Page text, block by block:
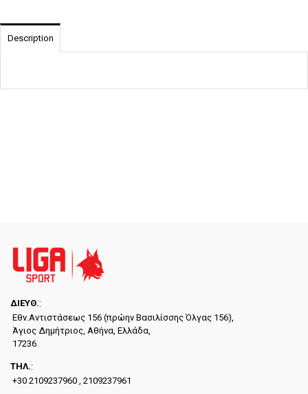
Description
ΔΙΕYΘ.:
Εθν.Αντιστάσεως 156 (πρώην Βασιλίσσης Όλγας 156),
Άγιος Δημήτριος, Αθήνα, Ελλάδα,
17236
ΤΗΛ.:
+30 2109237960 , 2109237961